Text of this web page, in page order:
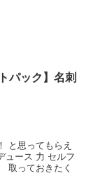
パック】名刺
と思ってもらえ
ュース 力 セルフ
取っておきたく